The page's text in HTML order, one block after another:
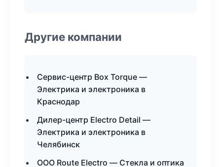
Другие компании
Сервис-центр Box Torque —
Электрика и электроника в
Краснодар
Дилер-центр Electro Detail —
Электрика и электроника в
Челябинск
ООО Route Electro — Стекла и оптика